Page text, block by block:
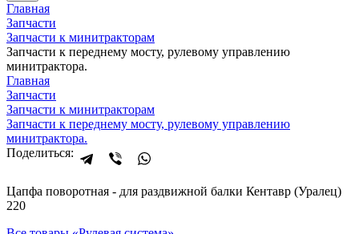
Главная
Запчасти
Запчасти к минитракторам
Запчасти к переднему мосту, рулевому управлению
минитрактора.
Главная
Запчасти
Запчасти к минитракторам
Запчасти к переднему мосту, рулевому управлению
минитрактора.
Поделиться:
Цапфа поворотная - для раздвижной балки Кентавр (Уралец)
220